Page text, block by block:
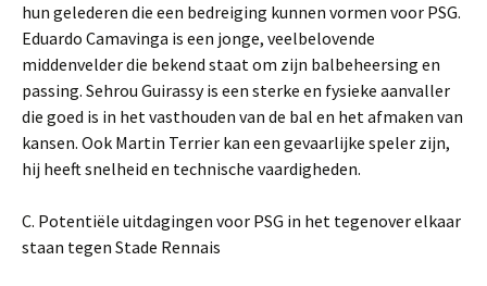
hun gelederen die een bedreiging kunnen vormen voor PSG.
Eduardo Camavinga is een jonge, veelbelovende
middenvelder die bekend staat om zijn balbeheersing en
passing. Sehrou Guirassy is een sterke en fysieke aanvaller
die goed is in het vasthouden van de bal en het afmaken van
kansen. Ook Martin Terrier kan een gevaarlijke speler zijn,
hij heeft snelheid en technische vaardigheden.
C. Potentiële uitdagingen voor PSG in het tegenover elkaar
staan tegen Stade Rennais